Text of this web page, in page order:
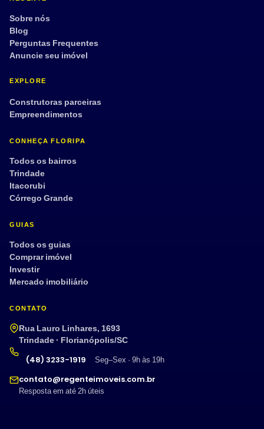
Sobre nós
Blog
Perguntas Frequentes
Anuncie seu imóvel
EXPLORE
Construtoras parceiras
Empreendimentos
CONHEÇA FLORIPA
Todos os bairros
Trindade
Itacorubi
Córrego Grande
GUIAS
Todos os guias
Comprar imóvel
Investir
Mercado imobiliário
CONTATO
Rua Lauro Linhares, 1693
Trindade · Florianópolis/SC
(48) 3233-1919
Seg–Sex · 9h às 19h
contato@regenteimoveis.com.br
Resposta em até 2h úteis